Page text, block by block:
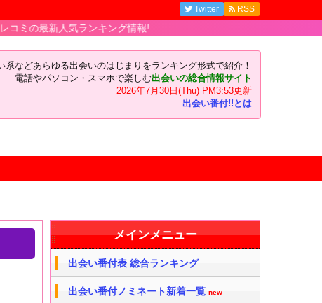
ンキング情報!
系などあらゆる出会いのはじまりをランキング形式で紹介！
電話やパソコン・スマホで楽しむ出会いの総合情報サイト
2026年7月30日(Thu) PM3:53更新
出会い番付!!とは
Twitter RSS
メインメニュー
出会い番付表 総合ランキング
出会い番付ノミネート新着一覧 new